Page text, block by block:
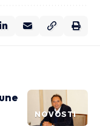
NOVOSTI